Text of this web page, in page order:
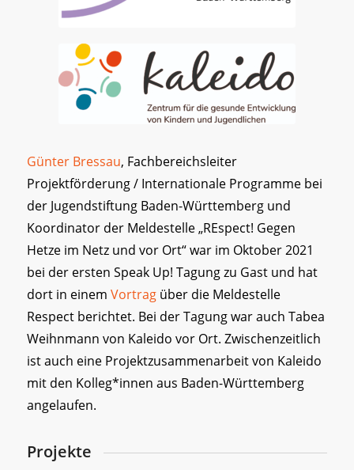
Günter Bressau, Fachbereichsleiter
Projektförderung / Internationale Programme bei
der Jugendstiftung Baden-Württemberg und
Koordinator der Meldestelle „REspect! Gegen
Hetze im Netz und vor Ort“ war im Oktober 2021
bei der ersten Speak Up! Tagung zu Gast und hat
dort in einem Vortrag über die Meldestelle
Respect berichtet. Bei der Tagung war auch Tabea
Weihnmann von Kaleido vor Ort. Zwischenzeitlich
ist auch eine Projektzusammenarbeit von Kaleido
mit den Kolleg*innen aus Baden-Württemberg
angelaufen.
Projekte